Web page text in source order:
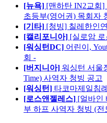
[뉴욕] [맨하탄 IN2교회]
초등부(영어권) 목회자
[기타] [청빙] 칠레한인
[캘리포니아] [실로암
[워싱턴DC] 어린이,
회 -
[버지니아] 워싱턴 서울
Time) 사역자 청빙 공고
[워싱턴] 타코마제일침
[로스앤젤레스] [얼바인
부 하프 사역자 청빙 (